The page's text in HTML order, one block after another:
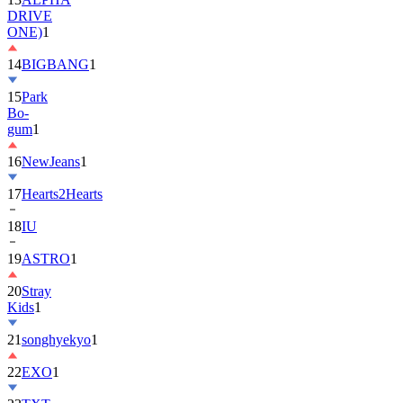
DRIVE
ONE)1
14BIGBANG1
15Park
Bo-
gum1
16NewJeans1
17Hearts2Hearts
18IU
19ASTRO1
20Stray
Kids1
21songhyekyo1
22EXO1